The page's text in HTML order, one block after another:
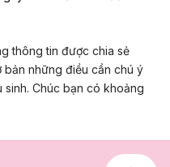
thông tin được chia sẻ
những điều cần chú ý
Chúc bạn có khoảng